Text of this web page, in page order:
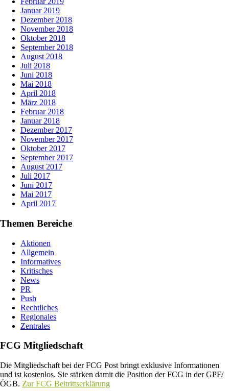
Januar 2019
Dezember 2018
November 2018
Oktober 2018
September 2018
August 2018
Juli 2018
Juni 2018
Mai 2018
April 2018
März 2018
Februar 2018
Januar 2018
Dezember 2017
November 2017
Oktober 2017
September 2017
August 2017
Juli 2017
Juni 2017
Mai 2017
April 2017
Themen Bereiche
Aktionen
Allgemein
Informatives
Kritisches
News
PR
Push
Rechtliches
Regionales
Zentrales
FCG Mitgliedschaft
Die Mitgliedschaft bei der FCG Post bringt exklusive Informationen
und ist kostenlos. Sie stärken damit die Position der FCG in der GPF/
ÖGB. Zur FCG Beitrittserklärung